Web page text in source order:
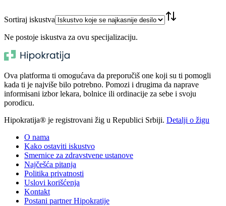
Sortiraj iskustva
Ne postoje iskustva za ovu specijalizaciju.
Ova platforma ti omogućava da preporučiš one koji su ti pomogli
kada ti je najviše bilo potrebno. Pomozi i drugima da naprave
informisani izbor lekara, bolnice ili ordinacije za sebe i svoju
porodicu.
Hipokratija® je registrovani žig u Republici Srbiji. Detalji o žigu
O nama
Kako ostaviti iskustvo
Smernice za zdravstvene ustanove
Najčešća pitanja
Politika privatnosti
Uslovi korišćenja
Kontakt
Postani partner Hipokratije